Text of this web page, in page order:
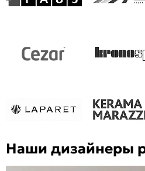
Наши дизайнеры